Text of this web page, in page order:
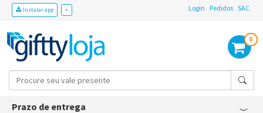
Instalar app × Login Pedidos SAC
0
Prazo de entrega